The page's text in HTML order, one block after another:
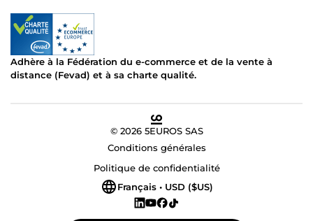
Adhère à la Fédération du e-commerce et de la vente à
distance (Fevad) et à sa charte qualité.
© 2026 5EUROS SAS
Conditions générales
Politique de confidentialité
Français • USD ($US)